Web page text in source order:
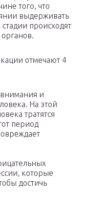
того, что
выдерживать
происходят
отмечают 4
и
На этой
тратятся
период
которые
достичь